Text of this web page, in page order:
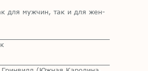
для муж­чин, так и для жен­